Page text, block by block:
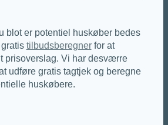
blot er potentiel huskøber bedes
tilbudsberegnerfor at
prisoverslag. Vi har desværre
udføre gratis tagtjek og beregne
huskøbere.